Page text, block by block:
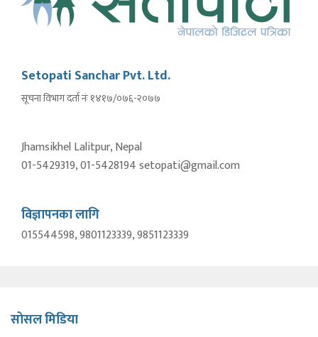
Setopati Sanchar Pvt. Ltd.
सूचना विभाग दर्ता नंः १४१७/०७६-२०७७
Jhamsikhel Lalitpur, Nepal
01-5429319, 01-5428194 setopati@gmail.com
विज्ञापनका लागि
015544598, 9801123339, 9851123339
सोसल मिडिया